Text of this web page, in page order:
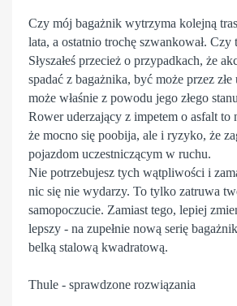
Czy mój bagażnik wytrzyma kolejną
lata, a ostatnio trochę szwankował. Czy
Słyszałeś przecież o przypadkach, że
spadać z bagażnika, być może przez
może właśnie z powodu jego złego
Rower uderzający z impetem o asfalt to
że mocno się poobija, ale i ryzyko, że
pojazdom uczestniczącym w ruchu.
Nie potrzebujesz tych wątpliwości i
nic się nie wydarzy. To tylko zatruwa
samopoczucie. Zamiast tego, lepiej
lepszy - na zupełnie nową serię
belką stalową kwadratową.
Thule - sprawdzone rozwiązania